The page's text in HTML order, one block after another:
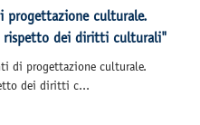
progettazione culturale.
rispetto dei diritti culturali"
di progettazione culturale.
dei diritti c...